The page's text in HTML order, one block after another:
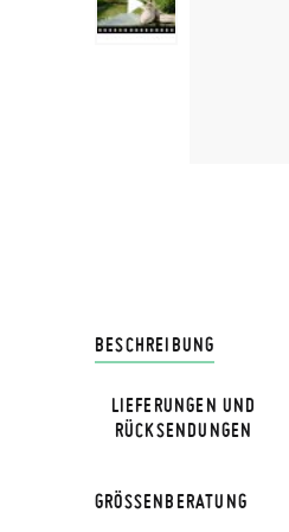
BESCHREIBUNG
LIEFERUNGEN UND
RÜCKSENDUNGEN
GRÖSSENBERATUNG